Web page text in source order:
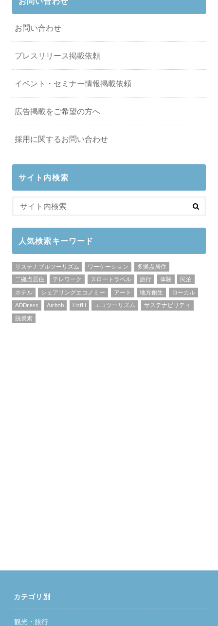
お問い合わせ
プレスリリース掲載依頼
イベント・セミナー情報掲載依頼
広告掲載をご希望の方へ
採用に関するお問い合わせ
サイト内検索
人気検索キーワード
サステナブルツーリズム ワーケーション
多拠点居住
二拠点居住
テレワーク スロートラベル 旅行 体験
民泊
ホテル
シェアリングエコノミー アート 地方創生
ローカル
ADDress
Airbnb HafH エコツーリズム
サステナビリティ
脱炭素
カテゴリ別
観光・旅行